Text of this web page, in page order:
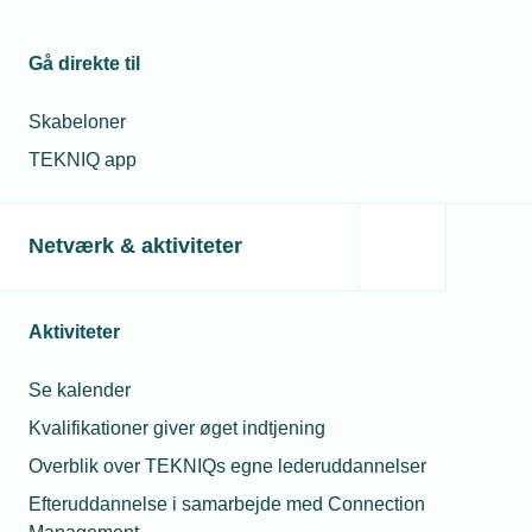
Gå direkte til
Skabeloner
TEKNIQ app
Netværk & aktiviteter
Aktiviteter
Se kalender
Kvalifikationer giver øget indtjening
Overblik over TEKNIQs egne lederuddannelser
Efteruddannelse i samarbejde med Connection
Du kan læse reglerne om kollektive afskedigelser
forbindelse med afskedigelser af større omfang.
Brevskabelon
C
Brevskabelon